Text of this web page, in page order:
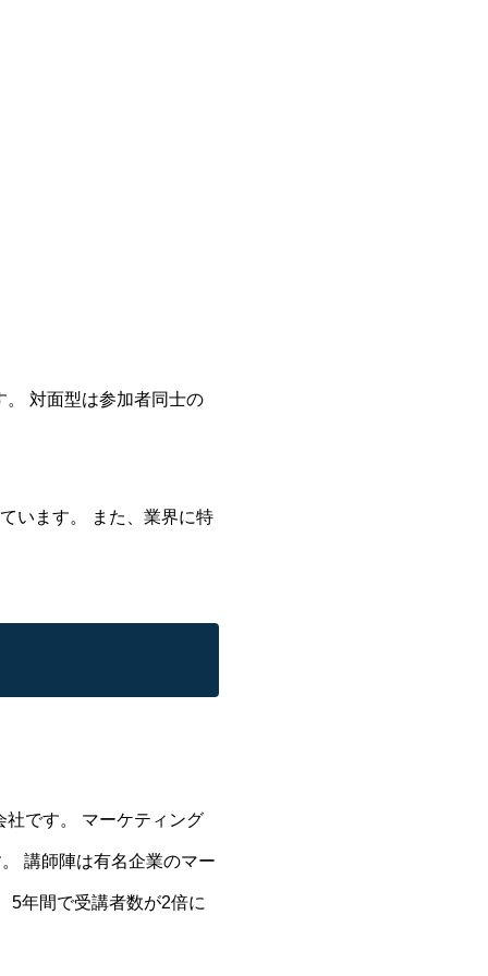
対面型は参加者同士の
います。 また、業界に特
です。 マーケティング
講師陣は有名企業のマー
5年間で受講者数が2倍に